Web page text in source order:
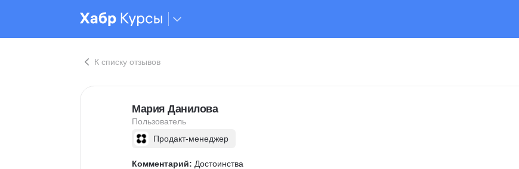
К списку отзывов
Мария Данилова
Пользователь
Продакт-менеджер
Комментарий: Достоинства